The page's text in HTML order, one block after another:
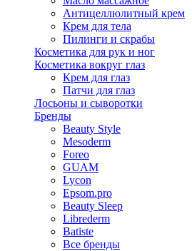
Антицеллюлитный крем
Крем для тела
Пилинги и скрабы
Косметика для рук и ног
Косметика вокруг глаз
Крем для глаз
Патчи для глаз
Лосьоны и сыворотки
Бренды
Beauty Style
Mesoderm
Foreo
GUAM
Lycon
Epsom.pro
Beauty Sleep
Librederm
Batiste
Все бренды